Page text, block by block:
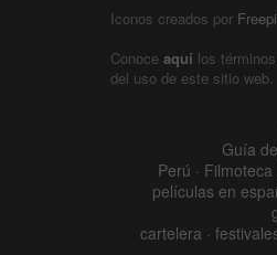
Iconos creados por
Conoce aquí los
del uso de este sitio web.
Guía
Perú ·
películas en
cartelera ·